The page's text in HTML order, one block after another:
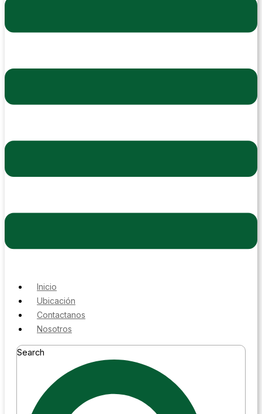
Inicio
Ubicación
Contactanos
Nosotros
Search